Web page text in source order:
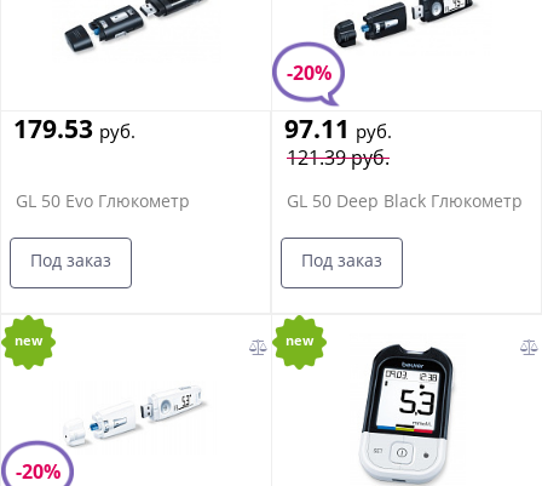
179.53 руб.
GL 50 Evo Глюкометр
Под заказ
-20%
121.39 руб.
97.11 руб.
GL 50 Deep Black Глюкометр
Под заказ
new
-20%
new